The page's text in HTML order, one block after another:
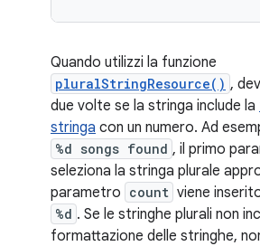
Quando utilizzi la funzione
pluralStringResource() ,
due volte se la stringa include la
stringa con un numero. Ad
%d songs found , il primo
seleziona la stringa plurale
parametro count viene
%d . Se le stringhe plurali non
formattazione delle stringhe,